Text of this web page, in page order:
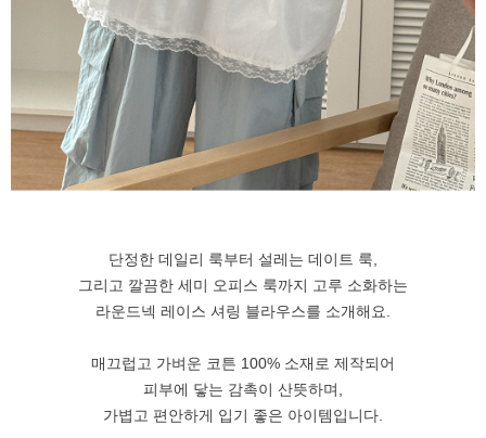
단정한 데일리 룩부터 설레는 데이트 룩,
그리고 깔끔한 세미 오피스 룩까지 고루 소화하는
라운드넥 레이스 셔링 블라우스를 소개해요.
매끄럽고 가벼운 코튼 100% 소재로 제작되어
피부에 닿는 감촉이 산뜻하며,
가볍고 편안하게 입기 좋은 아이템입니다.